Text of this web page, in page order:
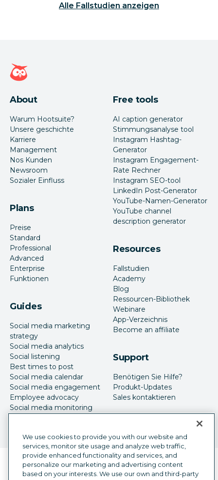
Alle Fallstudien anzeigen
Hootsuite Homepage
About
Warum Hootsuite?
Unsere geschichte
Karriere
Management
Nos Kunden
Newsroom
Sozialer Einfluss
Plans
Preise
Standard
Professional
Advanced
Enterprise
Funktionen
Guides
Social media marketing
strategy
Social media analytics
Social listening
Best times to post
Social media calendar
Social media engagement
Employee advocacy
Social media monitoring
Free tools
AI caption generator
Stimmungsanalyse tool
Instagram Hashtag-
Generator
Instagram Engagement-
Rate Rechner
Instagram SEO-tool
LinkedIn Post-Generator
YouTube-Namen-Generator
YouTube channel
description generator
Resources
Fallstudien
Academy
Blog
Ressourcen-Bibliothek
Webinare
App-Verzeichnis
Become an affiliate
Support
Benötigen Sie Hilfe?
Produkt-Updates
Sales kontaktieren
Sprachauswahl
German
We use cookies to provide you with our website and
services, monitor site usage and analyze web traffic,
provide enhanced functionality and services, and
personalize our marketing and advertising content
based on your interests. We use our own and third-party